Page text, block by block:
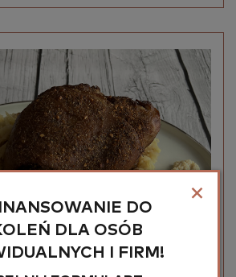
×
DO
DLA OSÓB
I FIRM!